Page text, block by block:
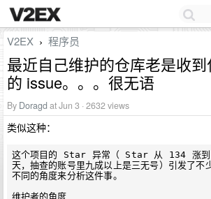
V2EX › 程序员
最近自己维护的仓库老是收
的 issue。。。很无语
By Doragd at Jun 3 · 2632 views
类似这种：
这个项目的 Star 异常（ Star 从 134 涨
天，抽查的账号里九成以上是三无号）引发了不
不同的角度来分析这件事。
维护者的角度